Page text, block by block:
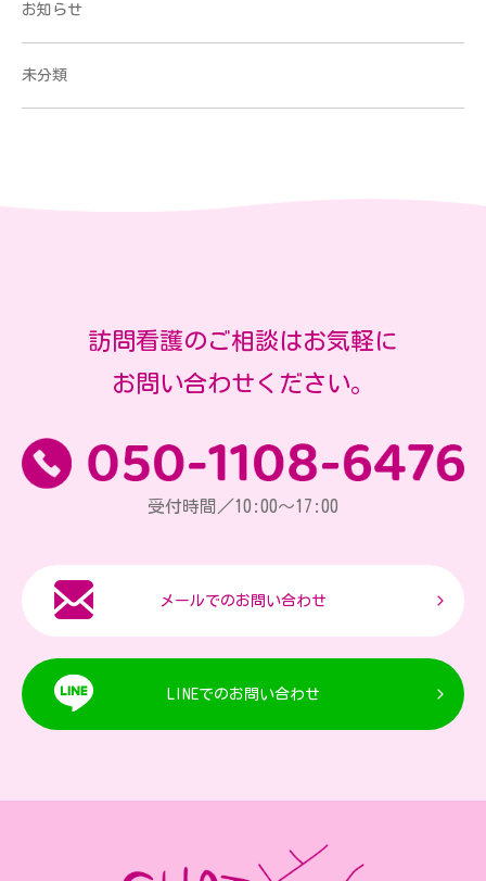
お知らせ
未分類
訪問看護のご相談はお気軽に
お問い合わせください。
受付時間／10:00～17:00
メールでのお問い合わせ
LINEでのお問い合わせ